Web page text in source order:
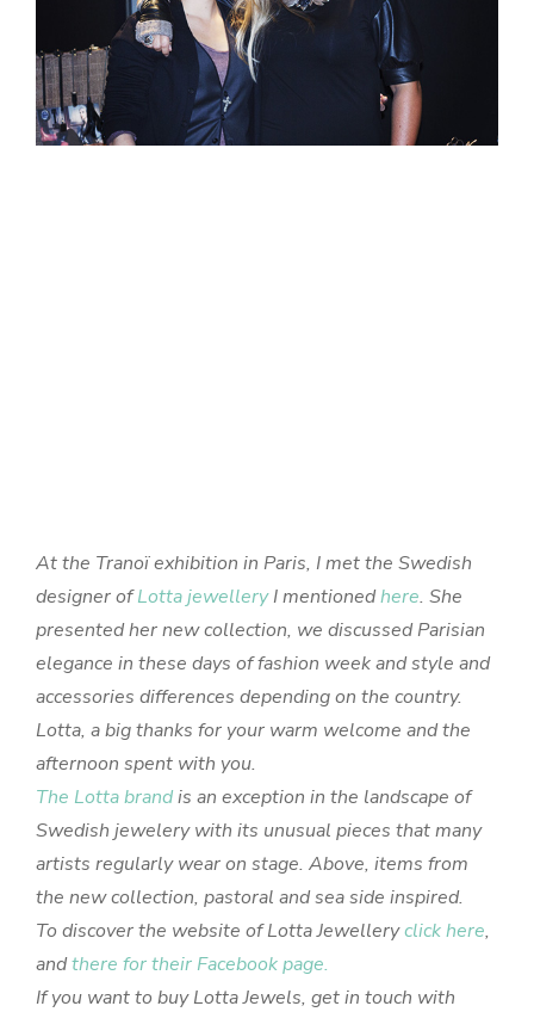
At the Tranoï exhibition in Paris, I met the Swedish
designer ofLotta jewelleryI mentionedhere. She
presented her new collection, we discussed Parisian
elegance in these days of fashion week and style and
accessories differences depending on the country.
Lotta, a big thanks for your warm welcome and the
afternoon spent with you.
The Lotta brandis an exception in the landscape of
Swedish jewelery with its unusual pieces that many
artists regularly wear on stage. Above, items from
the new collection, pastoral and sea side inspired.
To discover the website of Lotta Jewelleryclick here,
andthere for their Facebook page.
If you want to buy Lotta Jewels, get in touch with